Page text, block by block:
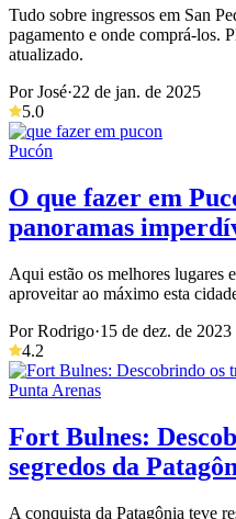
Tudo sobre ingressos em San
pagamento e onde comprá-los.
atualizado.
Por José·22 de jan. de 2025
5.0
Pucón
O que fazer em
panoramas
Aqui estão os melhores lugares
aproveitar ao máximo esta
Por Rodrigo·15 de dez. de 2023
4.2
Punta Arenas
Fort Bulnes:
segredos da
A conquista da Patagônia teve